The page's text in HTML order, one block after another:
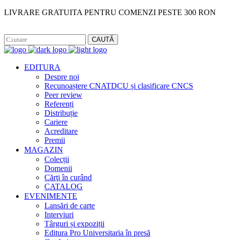
LIVRARE GRATUITA PENTRU COMENZI PESTE 300 RON
CAUTĂ
EDITURA
Despre noi
Recunoaștere CNATDCU și clasificare CNCS
Peer review
Referenți
Distribuție
Cariere
Acreditare
Premii
MAGAZIN
Colecții
Domenii
Cărţi în curând
CATALOG
EVENIMENTE
Lansări de carte
Interviuri
Târguri și expoziții
Editura Pro Universitaria în presă